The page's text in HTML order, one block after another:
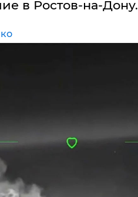
в Ростов-на-Дону.